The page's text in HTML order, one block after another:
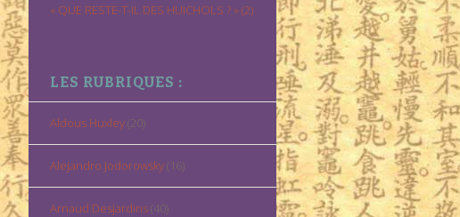
« QUE RESTE-T-IL DES HUICHOLS ? » (2)
LES RUBRIQUES :
Aldous Huxley(20)
Alejandro Jodorowsky(16)
Arnaud Desjardins(40)